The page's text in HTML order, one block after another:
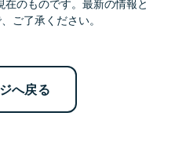
のものです。最新の情報と
ご了承ください。
へ戻る